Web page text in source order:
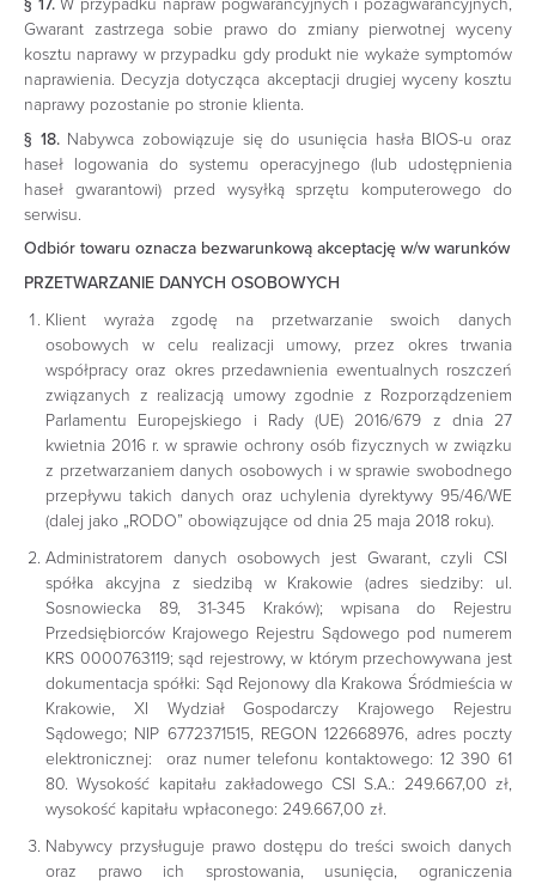
§ 17.W przypadku napraw pogwarancyjnych i pozagwarancyjnych,
Gwarant zastrzega sobie prawo do zmiany pierwotnej wyceny
kosztu naprawy w przypadku gdy produkt nie wykaże symptomów
naprawienia. Decyzja dotycząca akceptacji drugiej wyceny kosztu
naprawy pozostanie po stronie klienta.
§ 18.Nabywca zobowiązuje się do usunięcia hasła BIOS-u oraz
haseł logowania do systemu operacyjnego (lub udostępnienia
haseł gwarantowi) przed wysyłką sprzętu komputerowego do
serwisu.
Odbiór towaru oznacza bezwarunkową akceptację w/w warunków
PRZETWARZANIE DANYCH OSOBOWYCH
Klient wyraża zgodę na przetwarzanie swoich danych
osobowych w celu realizacji umowy, przez okres trwania
współpracy oraz okres przedawnienia ewentualnych roszczeń
związanych z realizacją umowy zgodnie z Rozporządzeniem
Parlamentu Europejskiego i Rady (UE) 2016/679 z dnia 27
kwietnia 2016 r. w sprawie ochrony osób fizycznych w związku
z przetwarzaniem danych osobowych i w sprawie swobodnego
przepływu takich danych oraz uchylenia dyrektywy 95/46/WE
(dalej jako „RODO” obowiązujące od dnia 25 maja 2018 roku).
Administratorem danych osobowych jest Gwarant, czyli CSI
spółka akcyjna z siedzibą w Krakowie (adres siedziby: ul.
Sosnowiecka 89, 31-345 Kraków); wpisana do Rejestru
Przedsiębiorców Krajowego Rejestru Sądowego pod numerem
KRS 0000763119; sąd rejestrowy, w którym przechowywana jest
dokumentacja spółki: Sąd Rejonowy dla Krakowa Śródmieścia w
Krakowie, XI Wydział Gospodarczy Krajowego Rejestru
Sądowego; NIP 6772371515, REGON 122668976, adres poczty
elektronicznej: oraz numer telefonu kontaktowego: 12 390 61
80. Wysokość kapitału zakładowego CSI S.A.: 249.667,00 zł,
wysokość kapitału wpłaconego: 249.667,00 zł.
Nabywcy przysługuje prawo dostępu do treści swoich danych
oraz prawo ich sprostowania, usunięcia, ograniczenia